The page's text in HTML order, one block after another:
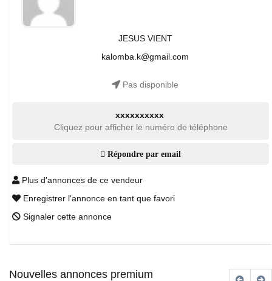
JESUS VIENT
kalomba.k@gmail.com
Pas disponible
xxxxxxxxxx
Cliquez pour afficher le numéro de téléphone
Répondre par email
Plus d'annonces de ce vendeur
Enregistrer l'annonce en tant que favori
Signaler cette annonce
Nouvelles annonces premium